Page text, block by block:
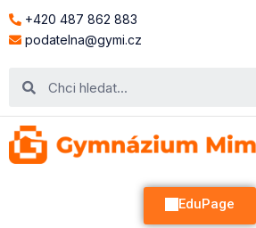
+420 487 862 883
podatelna@gymi.cz
EduPage